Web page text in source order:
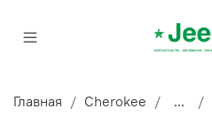
Главная Cherokee ...